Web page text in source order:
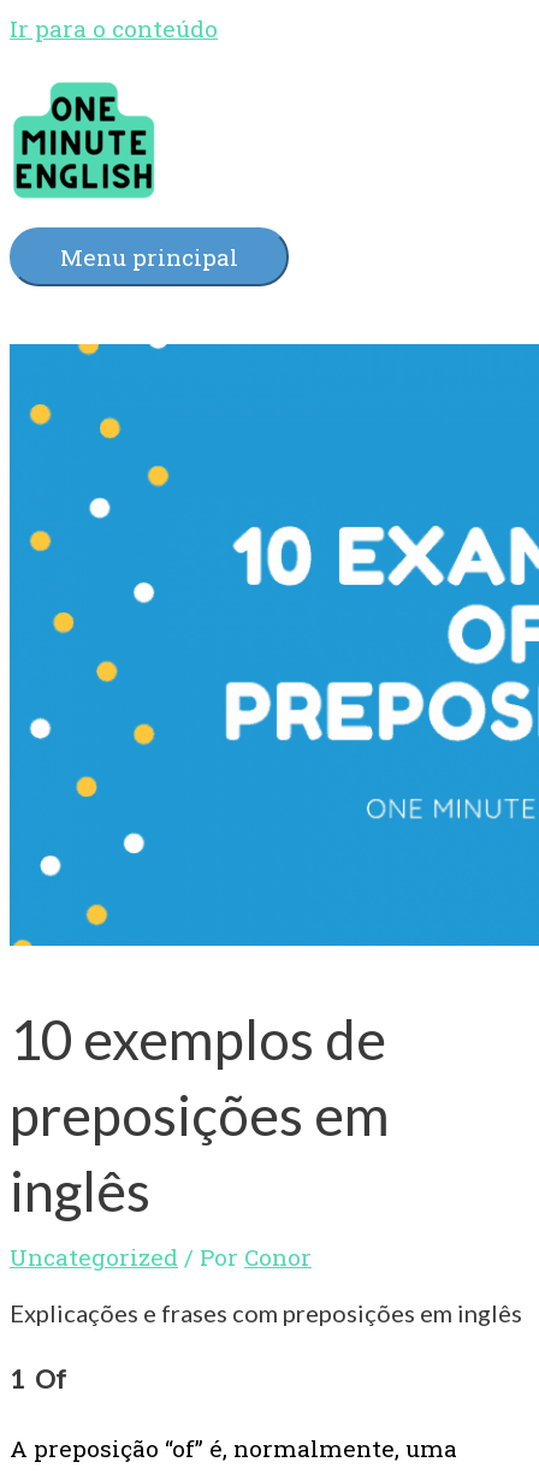
Ir para o conteúdo
Menu principal
10 exemplos de
preposições em
inglês
Uncategorized / Por Conor
Explicações e frases com preposições em inglês
1 Of
A preposição “of” é, normalmente, uma